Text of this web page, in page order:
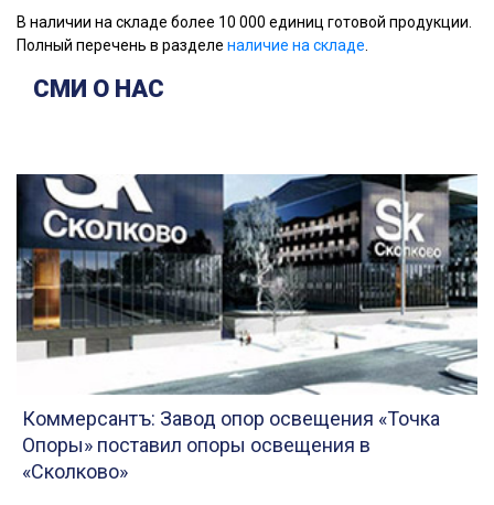
В наличии на складе более 10 000 единиц готовой продукции.
Полный перечень в разделе наличие на складе
СМИ О НАС
Коммерсантъ: Завод опор освещения «Точка
Опоры» поставил опоры освещения в
«Сколково»